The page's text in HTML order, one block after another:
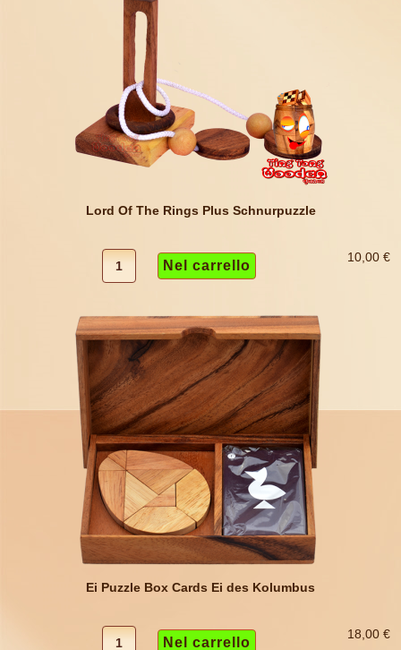
Lord Of The Rings Plus Schnurpuzzle
10,00 €
Ei Puzzle Box Cards Ei des Kolumbus
18,00 €